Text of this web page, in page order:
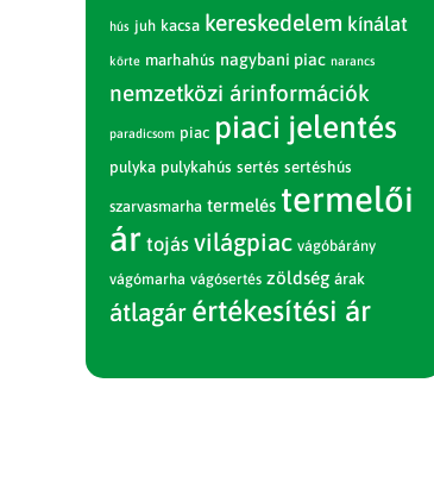
hús juh kacsa kereskedelem kínálat
körte marhahús nagybani piac narancs
nemzetközi árinformációk
paradicsom piac piaci jelentés
pulyka pulykahús sertés sertéshús
szarvasmarha termelés termelői
ár tojás világpiac vágóbárány
vágómarha vágósertés zöldség árak
átlagár értékesítési ár